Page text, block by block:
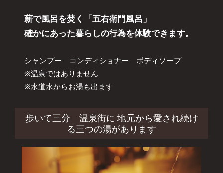
薪で風呂を焚く「五右衛門風呂」
確かにあった暮らしの行為を体験できます。
シャンプー コンディショナー ボディソープ
※温泉ではありません
※水道水からお湯も出ます
歩いて三分 温泉街に 地元から愛され続け
る三つの湯があります